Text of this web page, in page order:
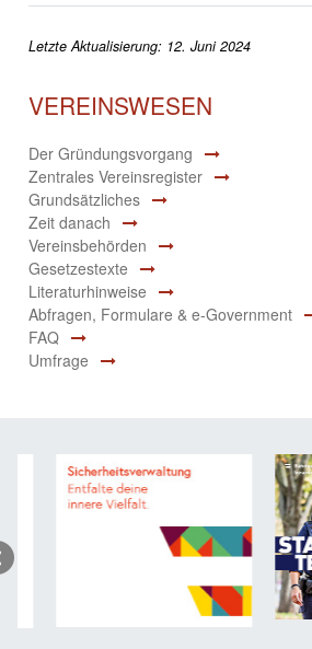
Letzte Aktualisierung: 12. Juni 2024
VEREINSWESEN
Der Gründungsvorgang
Zentrales Vereinsregister
Grundsätzliches
Zeit danach
Vereinsbehörden
Gesetzestexte
Literaturhinweise
Abfragen, Formulare & e-Government
FAQ
Umfrage